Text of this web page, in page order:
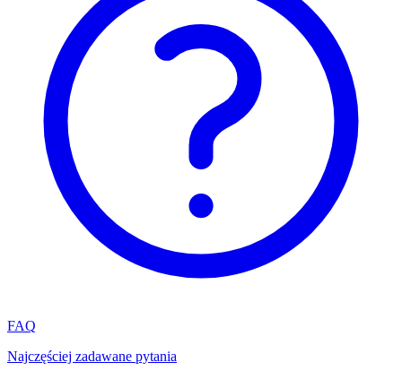
FAQ
Najczęściej zadawane pytania